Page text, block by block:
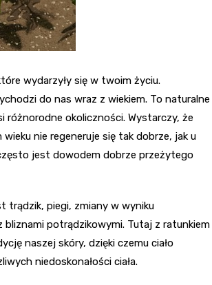
wydarzyły się w twoim życiu.
do nas wraz z wiekiem. To naturalne
różnorodne okoliczności. Wystarczy, że
nie regeneruje się tak dobrze, jak u
jest dowodem dobrze przeżytego
trądzik, piegi, zmiany w wyniku
potrądzikowymi. Tutaj z ratunkiem
naszej skóry, dzięki czemu ciało
niedoskonałości ciała.